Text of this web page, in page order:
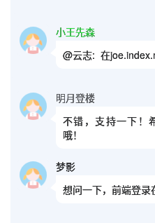
小王先森
@云志: 在
明月登楼
不错，支持一下！
哦！
梦影
想问一下，前端登录